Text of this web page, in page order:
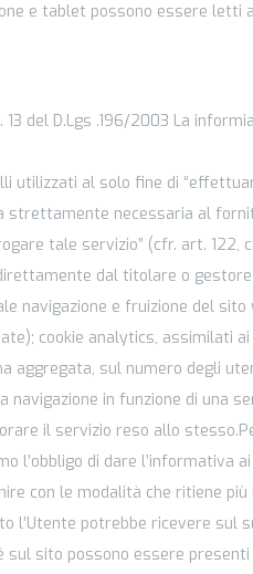
e tablet possono essere
del D.Lgs .196/2003 La
utilizzati al solo fine di
strettamente necessaria al
tale servizio” (cfr. art. 122,
dal titolare o gestore
navigazione e fruizione del
cookie analytics, assimilati
aggregata, sul numero degli
navigazione in funzione di una
il servizio reso allo
l’obbligo di dare l’informativa
con le modalità che ritiene più
l’Utente potrebbe ricevere sul
sul sito possono essere